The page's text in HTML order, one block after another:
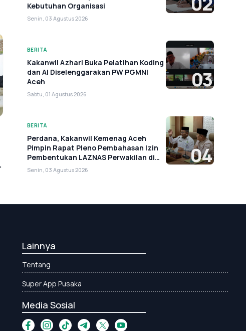
Kebutuhan Organisasi
Senin, 03 Agustus 2026
BERITA
Kakanwil Azhari Buka Pelatihan Koding
dan AI Diselenggarakan PW PGMNI
Aceh
Sabtu, 01 Agustus 2026
03
BERITA
Perdana, Kakanwil Kemenag Aceh
Pimpin Rapat Pleno Pembahasan Izin
Pembentukan LAZNAS Perwakilan di
Aceh
Senin, 03 Agustus 2026
04
Lainnya
Tentang
Super App Pusaka
Media Sosial